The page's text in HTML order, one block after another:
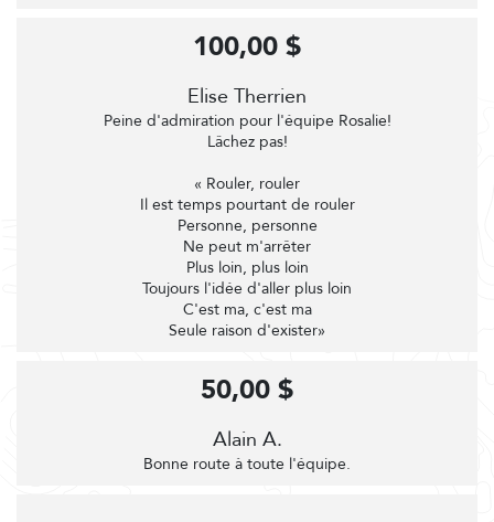
Elise Therrien
Peine d'admiration pour l'équipe Rosalie!
Lâchez pas!
« Rouler, rouler
Il est temps pourtant de rouler
Personne, personne
Ne peut m'arrêter
Plus loin, plus loin
Toujours l'idée d'aller plus loin
C'est ma, c'est ma
Seule raison d'exister»
100,00 $
Alain A.
Bonne route à toute l'équipe.
50,00 $